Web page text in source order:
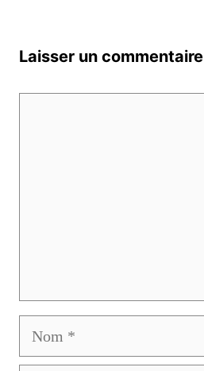
Laisser un commentaire